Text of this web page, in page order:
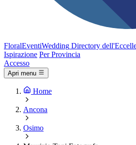
FloralEventiWedding Directory
Ispirazione Per Provincia
Accesso
Apri menu
Home
Ancona
Osimo